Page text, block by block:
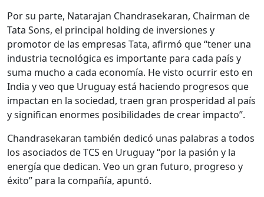
Por su parte, Natarajan Chandrasekaran, Chairman de
Tata Sons, el principal holding de inversiones y
promotor de las empresas Tata, afirmó que “tener una
industria tecnológica es importante para cada país y
suma mucho a cada economía. He visto ocurrir esto en
India y veo que Uruguay está haciendo progresos que
impactan en la sociedad, traen gran prosperidad al país
y significan enormes posibilidades de crear impacto”.
Chandrasekaran también dedicó unas palabras a todos
los asociados de TCS en Uruguay “por la pasión y la
energía que dedican. Veo un gran futuro, progreso y
éxito” para la compañía, apuntó.